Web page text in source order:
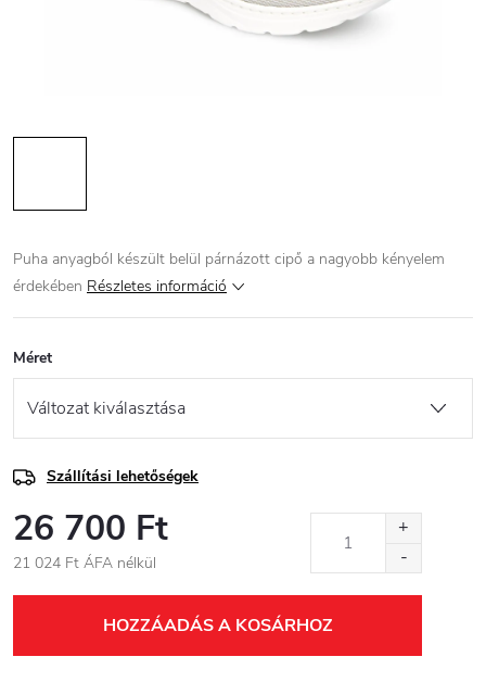
Puha anyagból készült belül párnázott cipő a nagyobb kényelem
érdekében Részletes információ
Méret
Szállítási lehetőségek
26 700 Ft
21 024 Ft ÁFA nélkül
HOZZÁADÁS A KOSÁRHOZ